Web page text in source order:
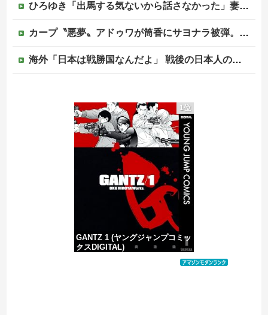
ひろゆき「出馬する気ないから話さなかった」妻「それでも不誠実だろ」→離婚協議へｗｗｗｗｗ
カープ〝悪夢〟アドゥワが筒香にサヨナラ被弾。坂倉11号！斉藤優5回2失点！辻遠藤ら0封も高が同点被弾。4連敗で今季ワースト借金17【広島3-4xDeNA/試合結果】他
海外「日本は戦勝国なんだよ」 戦後の日本人の特別な生き様に各国から称賛の声
【閲覧注意】メキシコのインフルエンサー「今日は友達と配達員のアルバイトを体験してみるよ！！」←結果・・・
PTA会長「PTA参加拒否した親へ最終警告。こうなってもいい？」
中国の海水浴場の映像があまりにも・・・
1位
GANTZ 1 (ヤングジャンプコミッ
クスDIGITAL)
価格：¥100